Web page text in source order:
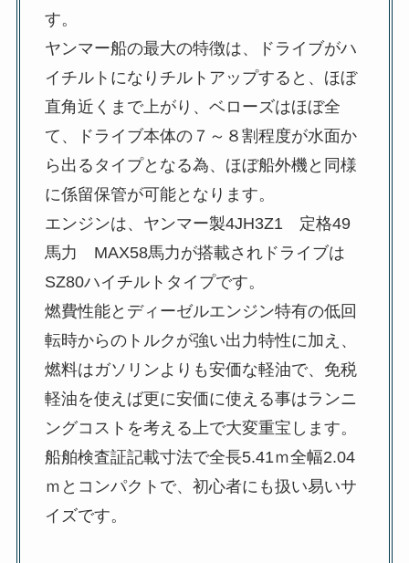
す。
ヤンマー船の最大の特徴は、ドライブがハ
イチルトになりチルトアップすると、ほぼ
直角近くまで上がり、ベローズはほぼ全
て、ドライブ本体の７～８割程度が水面か
ら出るタイプとなる為、ほぼ船外機と同様
に係留保管が可能となります。
エンジンは、ヤンマー製4JH3Z1 定格49
馬力 MAX58馬力が搭載されドライブは
SZ80ハイチルトタイプです。
燃費性能とディーゼルエンジン特有の低回
転時からのトルクが強い出力特性に加え、
燃料はガソリンよりも安価な軽油で、免税
軽油を使えば更に安価に使える事はランニ
ングコストを考える上で大変重宝します。
船舶検査証記載寸法で全長5.41ｍ全幅2.04
ｍとコンパクトで、初心者にも扱い易いサ
イズです。